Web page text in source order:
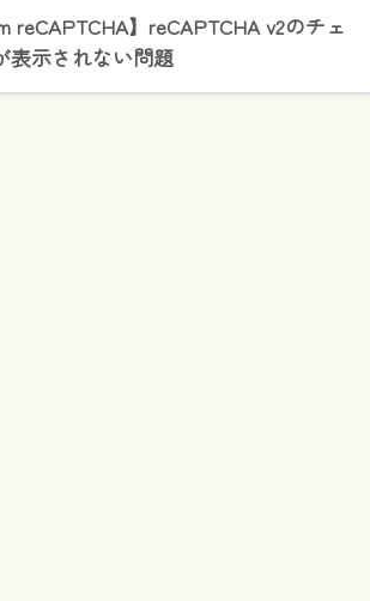
reCAPTCHA】reCAPTCHA v2のチェ
表示されない問題